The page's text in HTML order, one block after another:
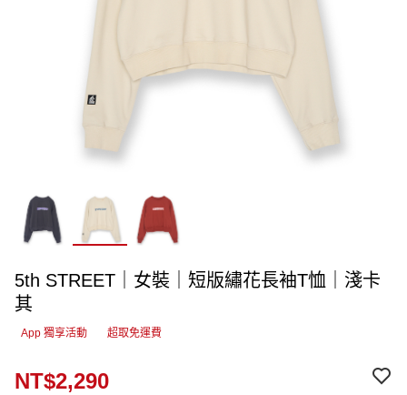
5th STREET｜女裝｜短版繡花長袖T恤｜淺卡
其
App 獨享活動 超取免運費
NT$2,290